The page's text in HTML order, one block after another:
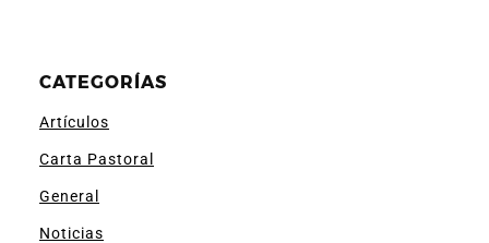
CATEGORÍAS
Artículos
Carta Pastoral
General
Noticias